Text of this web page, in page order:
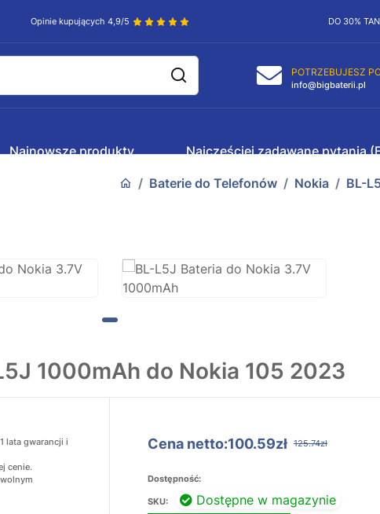
Opinie kupujących 4,9/5 DO 30%
POTRZEBUJESZ
info@bigbaterii.pl
Najnowsze produkty Najczęściej zadawane pytania
Baterie do Telefonów Nokia BL-
1000mAh do Nokia 105 2023
lata gwarancji i
cenie.
Cena netto:100.59zł 125.74zł
Dostępność:
Dostępne w magazynie
SKU: